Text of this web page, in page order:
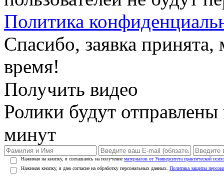
Политика
Спасибо, заявка
время!
Получить видео
Ролики будут
минут
Нажимая на кнопку, я соглашаюсь на получение материалов от Университета практической
Нажимая кнопку, я даю согласие на обработку персональных данных. Политика защиты